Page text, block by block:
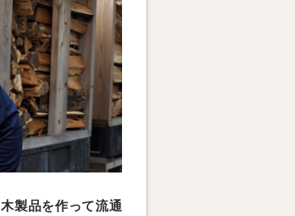
製品を作って流通